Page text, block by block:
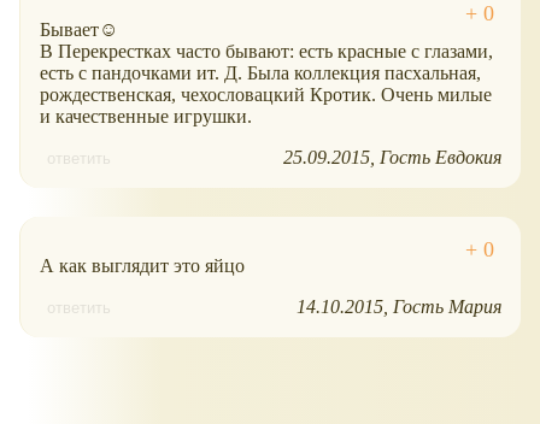
Бывает☺
В Перекрестках часто бывают: есть красные с глазами,
есть с пандочками ит. Д. Была коллекция пасхальная,
рождественская, чехословацкий Кротик. Очень милые
и качественные игрушки.
ответить 25.09.2015 Гость Евдокия
А как выглядит это яйцо
ответить 14.10.2015 Гость Мария